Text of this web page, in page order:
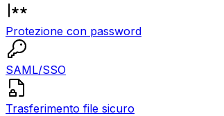
Protezione con password
SAML/SSO
Trasferimento file sicuro